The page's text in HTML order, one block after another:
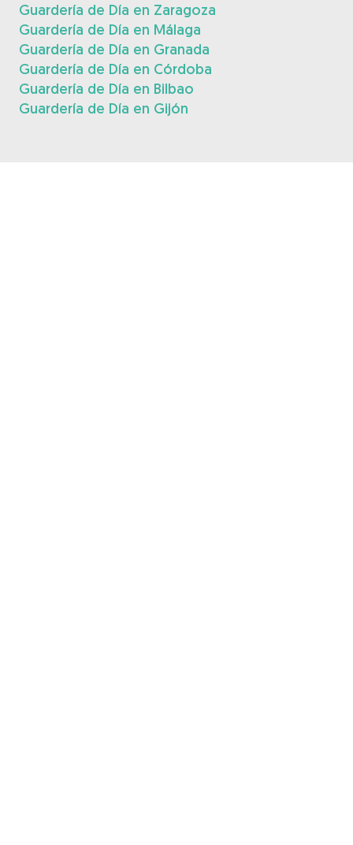
Guardería de Día en Zaragoza
Guardería de Día en Málaga
Guardería de Día en Granada
Guardería de Día en Córdoba
Guardería de Día en Bilbao
Guardería de Día en Gijón